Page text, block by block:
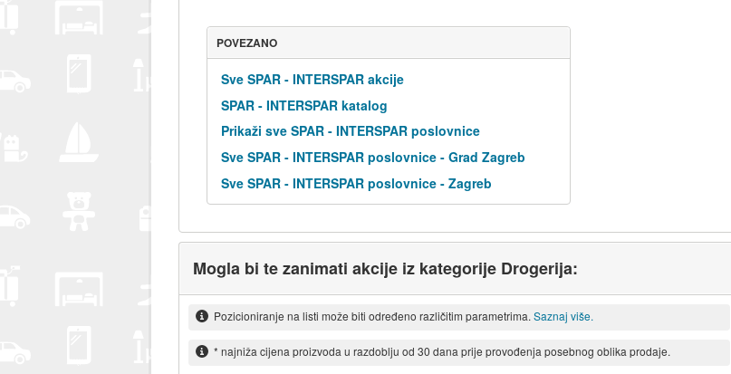
POVEZANO
Sve SPAR - INTERSPAR akcije
SPAR - INTERSPAR katalog
Prikaži sve SPAR - INTERSPAR poslovnice
Sve SPAR - INTERSPAR poslovnice - Grad Zagreb
Sve SPAR - INTERSPAR poslovnice - Zagreb
Mogla bi te zanimati akcije iz kategorije Drogerija:
Pozicioniranje na listi može biti određeno različitim parametrima. Saznaj više.
* najniža cijena proizvoda u razdoblju od 30 dana prije provođenja posebnog oblika prodaje.